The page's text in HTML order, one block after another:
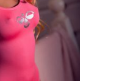
essere
scelte
nella
pagina